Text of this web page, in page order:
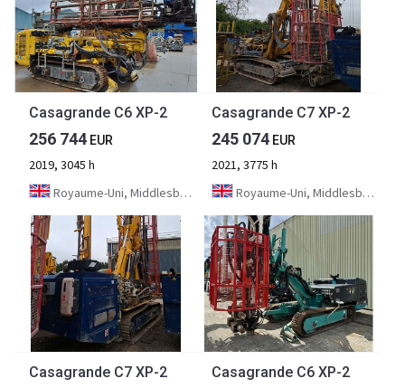
Casagrande C6 XP-2
256 744 EUR
2019, 3045 h
Royaume-Uni, Middlesbrough
Casagrande C7 XP-2
245 074 EUR
2021, 3775 h
Royaume-Uni, Middlesbrough
Casagrande C7 XP-2 Casagrande C6 XP-2